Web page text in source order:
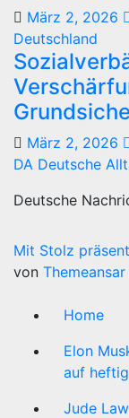
März 2, 2026
Deutschland
März 2, 2026
DA Deutsche
Deutsche
Mit Stolz
von Themeansar
Home
Elon
auf
Jude